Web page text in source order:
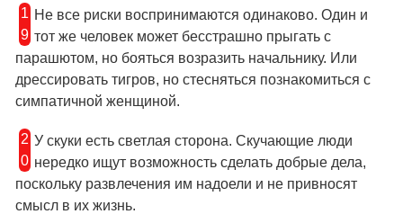
1
9
Не все риски воспринимаются одинаково. Один и
тот же человек может бесстрашно прыгать с
парашютом, но бояться возразить начальнику. Или
дрессировать тигров, но стесняться познакомиться с
симпатичной женщиной.
2
0
У скуки есть светлая сторона. Скучающие люди
нередко ищут возможность сделать добрые дела,
поскольку развлечения им надоели и не привносят
смысл в их жизнь.